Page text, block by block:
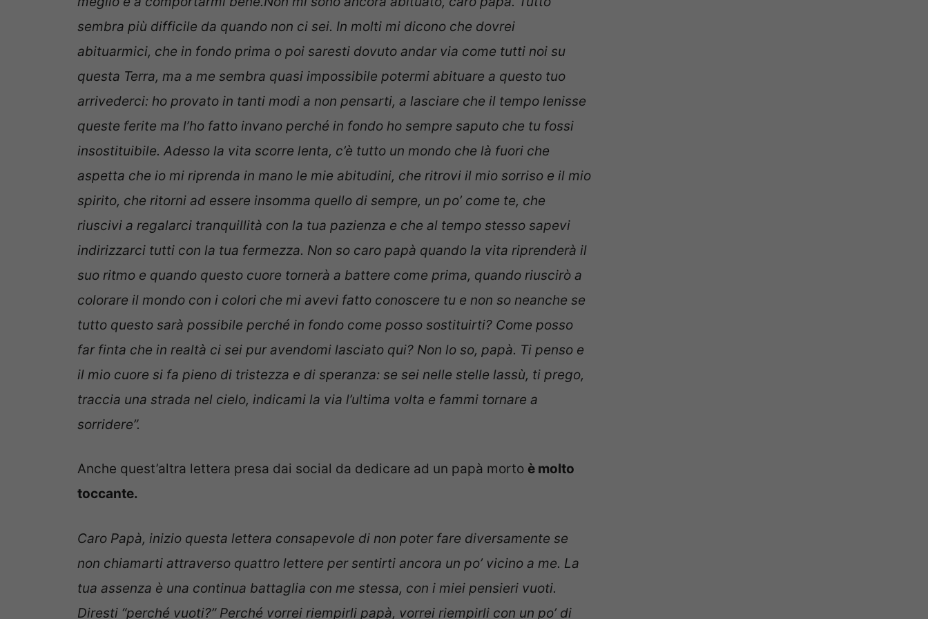
sembra più difficile da quando non ci sei. In molti mi dicono che dovrei
abituarmici, che in fondo prima o poi saresti dovuto andar via come tutti noi su
questa Terra, ma a me sembra quasi impossibile potermi abituare a questo tuo
arrivederci: ho provato in tanti modi a non pensarti, a lasciare che il tempo lenisse
queste ferite ma l’ho fatto invano perché in fondo ho sempre saputo che tu fossi
insostituibile. Adesso la vita scorre lenta, c’è tutto un mondo che là fuori che
aspetta che io mi riprenda in mano le mie abitudini, che ritrovi il mio sorriso e il mio
spirito, che ritorni ad essere insomma quello di sempre, un po’ come te, che
riuscivi a regalarci tranquillità con la tua pazienza e che al tempo stesso sapevi
indirizzarci tutti con la tua fermezza. Non so caro papà quando la vita riprenderà il
suo ritmo e quando questo cuore tornerà a battere come prima, quando riuscirò a
colorare il mondo con i colori che mi avevi fatto conoscere tu e non so neanche se
tutto questo sarà possibile perché in fondo come posso sostituirti? Come posso
far finta che in realtà ci sei pur avendomi lasciato qui? Non lo so, papà. Ti penso e
il mio cuore si fa pieno di tristezza e di speranza: se sei nelle stelle lassù, ti prego,
traccia una strada nel cielo, indicami la via l’ultima volta e fammi tornare a
sorridere”.
Anche quest’altra lettera presa dai social da dedicare ad un papà morto è molto
toccante.
Caro Papà, inizio questa lettera consapevole di non poter fare diversamente se
non chiamarti attraverso quattro lettere per sentirti ancora un po’ vicino a me. La
tua assenza è una continua battaglia con me stessa, con i miei pensieri vuoti.
Diresti “perché vuoti?” Perché vorrei riempirli papà, vorrei riempirli con un po’ di